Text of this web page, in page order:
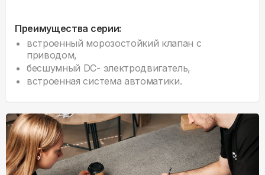
Преимущества серии:
встроенный морозостойкий клапан с
приводом,
бесшумный DC- электродвигатель,
встроенная система автоматики.